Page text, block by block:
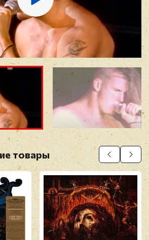
Прикрепить фото
Оставить отзыв
отзывы проходят
модерацию
товары